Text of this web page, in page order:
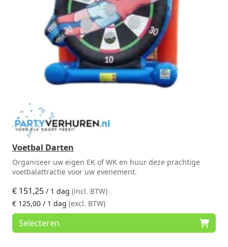
Voetbal Darten
Organiseer uw eigen EK of WK en huur deze prachtige
voetbalattractie voor uw evenement.
€ 151,25 / 1 dag (incl. BTW)
€ 125,00 / 1 dag (excl. BTW)
Selecteren